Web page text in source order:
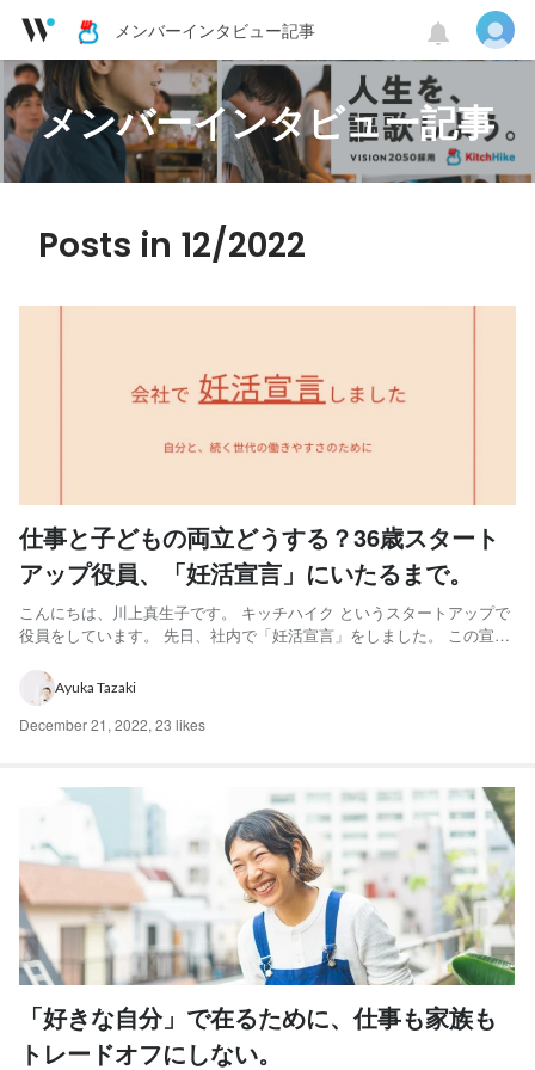
メンバーインタビュー記事
メンバーインタビュー記事
Posts in 12/2022
仕事と子どもの両立どうする？36歳スタート
アップ役員、「妊活宣言」にいたるまで。
こんにちは、川上真生子です。 キッチハイク というスタートアップで
役員をしています。 先日、社内で「妊活宣言」をしました。 この宣言
た。仕事も子どもも諦めたくない30代女性の一例として、どなたかの
参考になればと、ここまでの歩みを書いてみることにしま...
Ayuka Tazaki
December 21, 2022, 23 likes
「好きな自分」で在るために、仕事も家族も
トレードオフにしない。